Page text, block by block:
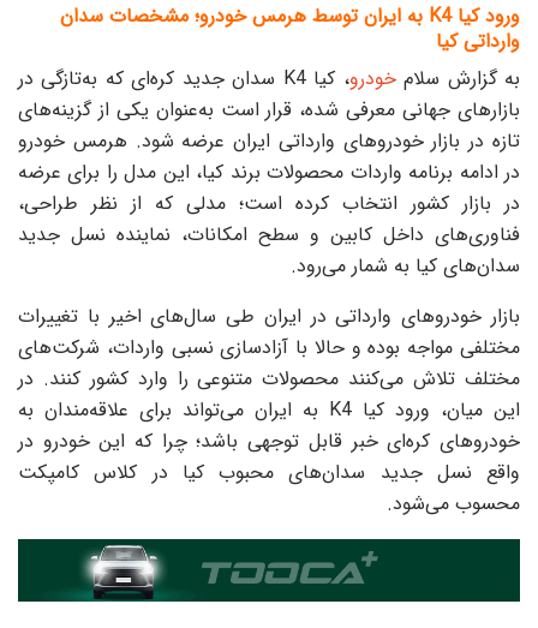
ورود کیا K4 به ایران توسط هرمس خودرو؛ مشخصات سدان
وارداتی کیا
به گزارش سلامخودرو
، کیا K4 سدان جدید کره‌ای که به‌تازگی در
بازارهای جهانی معرفی شده، قرار است به‌عنوان یکی از گزینه‌های
تازه در بازار خودروهای وارداتی ایران عرضه شود. هرمس خودرو
در ادامه برنامه واردات محصولات برند کیا، این مدل را برای عرضه
در بازار کشور انتخاب کرده است؛ مدلی که از نظر طراحی،
فناوری‌های داخل کابین و سطح امکانات، نماینده نسل جدید
سدان‌های کیا به شمار می‌رود.
بازار خودروهای وارداتی در ایران طی سال‌های اخیر با تغییرات
مختلفی مواجه بوده و حالا با آزادسازی نسبی واردات، شرکت‌های
مختلف تلاش می‌کنند محصولات متنوعی را وارد کشور کنند. در
این میان، ورود کیا K4 به ایران می‌تواند برای علاقه‌مندان به
خودروهای کره‌ای خبر قابل توجهی باشد؛ چرا که این خودرو در
واقع نسل جدید سدان‌های محبوب کیا در کلاس کامپکت
محسوب می‌شود.